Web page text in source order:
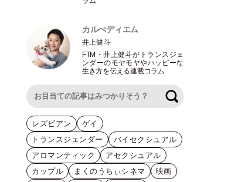
カルぺディエム
井上健斗
FTM ・井上健斗がトランスジェ
ンダーのモヤモヤやハッピーな
生き方を伝える連載コラム
レズビアン
ゲイ
トランスジェンダー
バイセクシュアル
アロマンティック
アセクシュアル
カップル
まくのうちぃシネマ
映画